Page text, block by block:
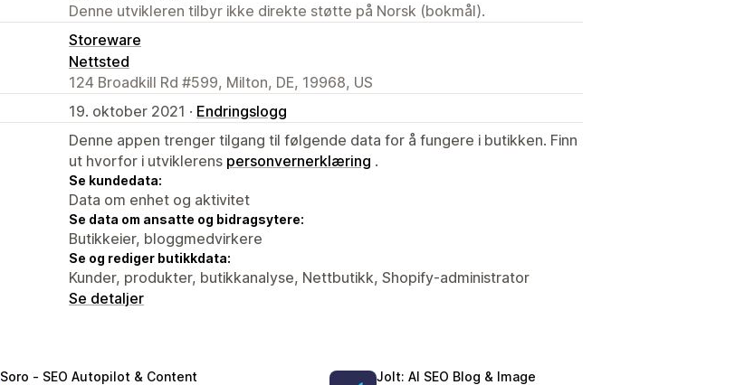
Denne utvikleren tilbyr ikke direkte støtte på Norsk (bokmål).
Storeware
Nettsted
124 Broadkill Rd #599, Milton, DE, 19968, US
19. oktober 2021 · Endringslogg
Denne appen trenger tilgang til følgende data for å fungere i butikken. Finn
ut hvorfor i utviklerens personvernerklæring .
Se kundedata:
Data om enhet og aktivitet
Se data om ansatte og bidragsytere:
Butikkeier, bloggmedvirkere
Se og rediger butikkdata:
Kunder, produkter, butikkanalyse, Nettbutikk, Shopify-administrator
Se detaljer
Soro ‑ SEO Autopilot & Content Jolt: AI SEO Blog & Image